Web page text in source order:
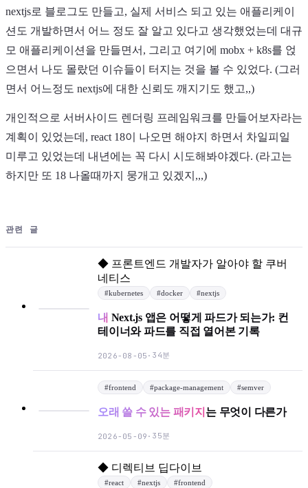
nextjs로 블로그도 만들고, 실제 서비스 되고 있는 애플리케이
션도 개발하면서 어느 정도 잘 알고 있다고 생각했었는데 대규
모 애플리케이션을 만들면서, 그리고 여기에 mobx + k8s를 얹
으면서 나도 몰랐던 이슈들이 터지는 것을 볼 수 있었다. (그러
면서 어느정도 nextjs에 대한 신뢰도 깨지기도 했고,,)
개인적으로 서버사이드 렌더링 프레임워크를 만들어보자라는
계획이 있었는데, react 18이 나오면 해야지 하면서 차일피일
미루고 있었는데 내년에는 꼭 다시 시도해봐야겠다. (라고는
하지만 또 18 나올때까지 뭉개고 있겠지,,,)
관련 글
◆ 프론트엔드 개발자가 알아야 할 쿠버
네티스
#kubernetes #docker #nextjs
내 Next.js 앱은 어떻게 파드가 되는가: 컨
테이너와 파드를 직접 열어본 기록
2026-08-05 · 34분
#frontend #package-management #semver
오래 쓸 수 있는 패키지 는 무엇이 다른가
2026-05-09 · 35분
◆ 디렉티브 딥다이브
#react #nextjs #frontend